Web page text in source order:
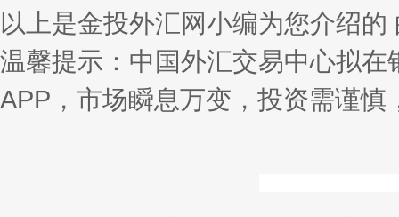
以上是金投外汇网小编为您介绍
温馨提示：中国外汇交易中心拟
APP，市场瞬息万变，投资需谨慎